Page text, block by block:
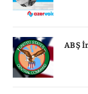
ABŞ